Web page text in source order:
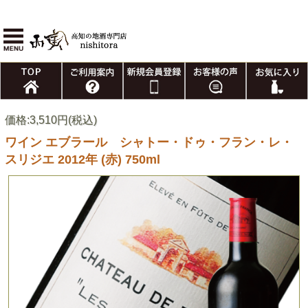
価格:3,510円(税込)
ワイン エブラール シャトー・ドゥ・フラン・レ・
スリジエ 2012年 (赤) 750ml